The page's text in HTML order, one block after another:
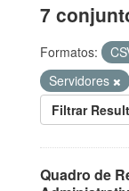
7
Formatos:
Servidores
Filtrar
Quadro de